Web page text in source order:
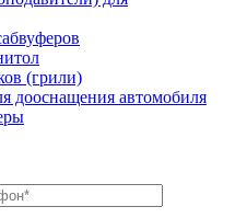
(грили)
дооснащения автомобиля